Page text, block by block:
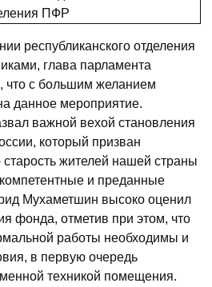
республиканского отделения
глава парламента
что с большим желанием
данное мероприятие.
важной вехой становления
который призван
старость жителей нашей страны
и преданные
Мухаметшин высоко оценил
фонда, отметив при этом, что
работы необходимы и
в первую очередь
техникой помещения.